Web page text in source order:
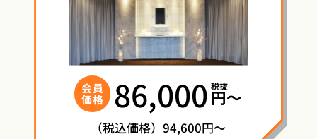
会員
価格 86,000 税抜
円〜
（税込価格）94,600円～